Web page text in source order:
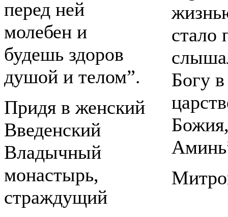
перед ней
молебен и
будешь здоров
душой и телом”.
Придя в женский
Введенский
Владычный
монастырь,
страждущий
стало
Богу